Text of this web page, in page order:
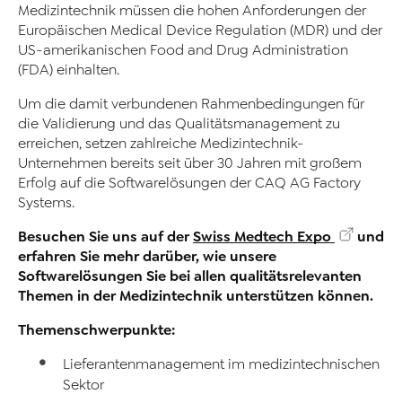
Medizintechnik müssen die hohen Anforderungen der
Europäischen Medical Device Regulation (MDR) und der
US-amerikanischen Food and Drug Administration
(FDA) einhalten.
Um die damit verbundenen Rahmenbedingungen für
die Validierung und das Qualitätsmanagement zu
erreichen, setzen zahlreiche Medizintechnik-
Unternehmen bereits seit über 30 Jahren mit großem
Erfolg auf die Softwarelösungen der CAQ AG Factory
Systems.
Besuchen Sie uns auf derSwiss Medtech Expo
und
erfahren Sie mehr darüber, wie unsere
Softwarelösungen Sie bei allen qualitätsrelevanten
Themen in der Medizintechnik unterstützen können.
Themenschwerpunkte:
Lieferantenmanagement im medizintechnischen
Sektor